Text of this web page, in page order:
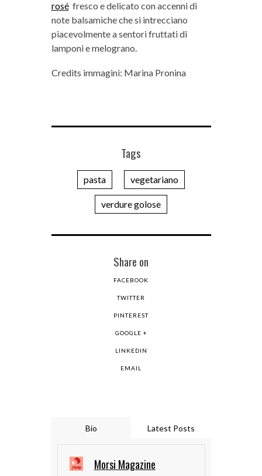
roséfresco e delicato con accenni di
note balsamiche che si intrecciano
piacevolmente a sentori fruttati di
lamponi e melograno.
Credits immagini: Marina Pronina
Tags
pasta vegetariano
verdure golose
Share on
FACEBOOK
TWITTER
PINTEREST
GOOGLE +
LINKEDIN
EMAIL
Bio Latest Posts
Morsi Magazine